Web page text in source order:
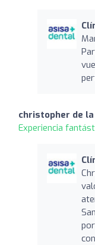
christopher de
Experiencia